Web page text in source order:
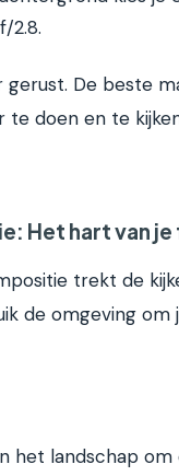
2.8.
gerust. De beste
te doen en te
Het hart van
trekt de
de omgeving om
het landschap om